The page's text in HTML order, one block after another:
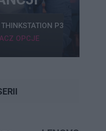
P3
OPCJE